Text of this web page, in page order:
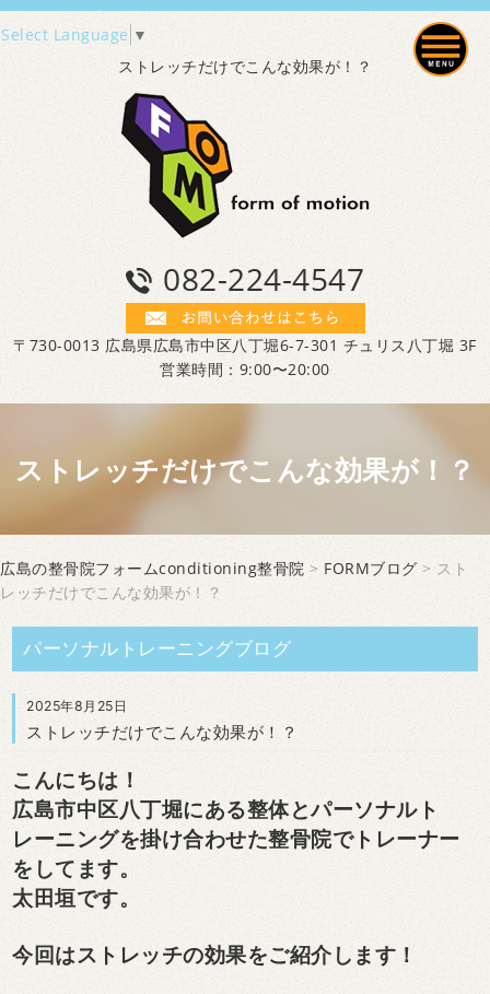
Select Language ▼
ストレッチだけでこんな効果が！？
082-224-4547
〒730-0013 広島県広島市中区八丁堀6-7-301 チュリス八丁堀 3F
営業時間：9:00〜20:00
ストレッチだけでこんな効果が！？
広島の整骨院フォームconditioning整骨院 > FORMブログ > スト
レッチだけでこんな効果が！？
パーソナルトレーニングブログ
2025年8月25日
ストレッチだけでこんな効果が！？
こんにちは！
広島市中区八丁堀にある整体とパーソナルト
レーニングを掛け合わせた整骨院でトレーナー
をしてます。
太田垣です。
今回はストレッチの効果をご紹介します！